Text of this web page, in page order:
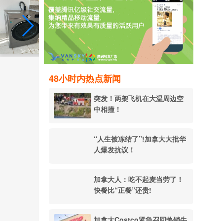
48小时内热点新闻
突发！两架飞机在大温周边空
中相撞！
“人生被冻结了”!加拿大大批华
人爆发抗议！
加拿大人：吃不起麦当劳了！
快餐比“正餐”还贵!